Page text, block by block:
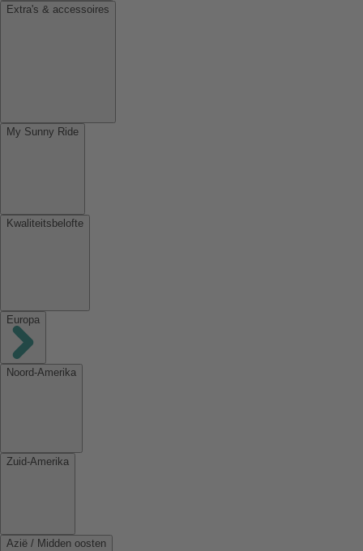
Extra's & accessoires
My Sunny Ride
Kwaliteitsbelofte
Europa
Noord-Amerika
Zuid-Amerika
Azië / Midden oosten